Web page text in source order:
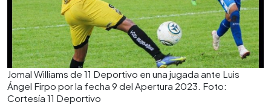
Jomal Williams de 11 Deportivo en una jugada ante Luis
Ángel Firpo por la fecha 9 del Apertura 2023. Foto:
Cortesía 11 Deportivo